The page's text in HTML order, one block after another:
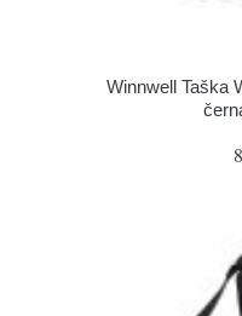
Winnwell Taška